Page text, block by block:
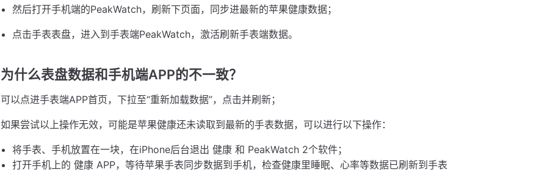
然后打开手机端的PeakWatch，刷新下页面，同步进最新的苹果健康数据；
点击手表表盘，进入到手表端PeakWatch，激活刷新手表端数据。
为什么表盘数据和手机端APP的不一致？
可以点进手表端APP首页，下拉至“重新加载数据”，点击并刷新；
如果尝试以上操作无效，可能是苹果健康还未读取到最新的手表数据，可以进行以下操作：
将手表、手机放置在一块，在iPhone后台退出 健康 和 PeakWatch 2个软件；
打开手机上的 健康 APP，等待苹果手表同步数据到手机，检查健康里睡眠、心率等数据已刷新到手表